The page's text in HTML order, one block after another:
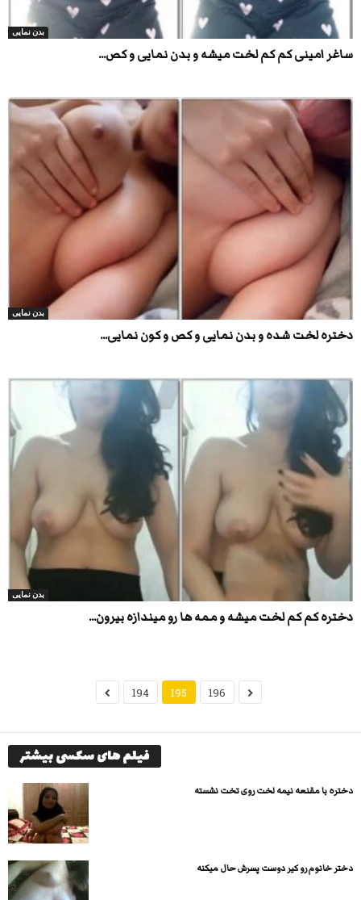
بدن نمایی
ساغر امینی کم کم لخت میشه و بدن نمایی و کص...
بدن نمایی
دختره لخت شده و بدن نمایی و کص و کون نمایی...
بدن نمایی
دختره کم کم لخت میشه و ممه ها رو میندازه بیرون...
194 195 196
فیلم های سکسی بیشتر
دختره با مقنعه نیمه لخت روی تخت نشسته
دختر خانوم رو کیر دوست پسرش حال میکنه